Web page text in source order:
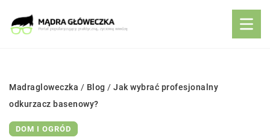
Madragloweczka / Blog / Jak wybrać profesjonalny
odkurzacz basenowy?
DOM I OGRÓD